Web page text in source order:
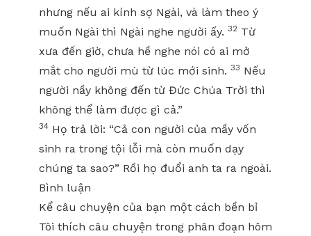
nhưng nếu ai kính sợ Ngài, và làm theo ý
muốn Ngài thì Ngài nghe người ấy. 32 Từ
xưa đến giờ, chưa hề nghe nói có ai mở
mắt cho người mù từ lúc mới sinh. 33 Nếu
người nầy không đến từ Đức Chúa Trời thì
không thể làm được gì cả.”
34 Họ trả lời: “Cả con người của mầy vốn
sinh ra trong tội lỗi mà còn muốn dạy
chúng ta sao?” Rồi họ đuổi anh ta ra ngoài.
Bình luận
Kể câu chuyện của bạn một cách bền bỉ
Tôi thích câu chuyện trong phân đoạn hôm